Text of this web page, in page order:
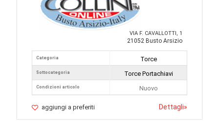
VIA F. CAVALLOTTI, 1
21052 Busto Arsizio
Categoria
Sottocategoria
Condizioni articolo
Torce
Torce Portachiavi
Nuovo
aggiungi a preferiti Dettagli»